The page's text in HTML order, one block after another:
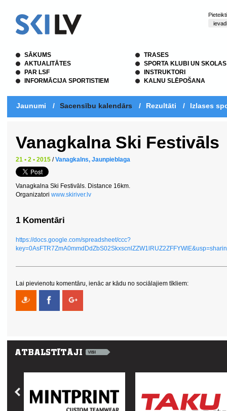
SĀKUMS
AKTUALITĀTES
PAR LSF
INFORMĀCIJA SPORTISTIEM
TRASES
SPORTA KLUBI UN SKOLAS
INSTRUKTORI
KALNU SLĒPOŠANA
Jaunumi / Sacensību kalendārs / Rezultāti / Izlases
Vanagkalna Ski Festivāls
21 • 2 • 2015 /Vanagkalns, Jaunpieblaga
Vanagkalna Ski Festivāls. Distance 16km.
Organizatori www.skiriver.lv
1 Komentāri
https://docs.google.com/spreadsheet/ccc?
Lai pievienotu komentāru, ienāc ar kādu no sociālajiem tīkliem: